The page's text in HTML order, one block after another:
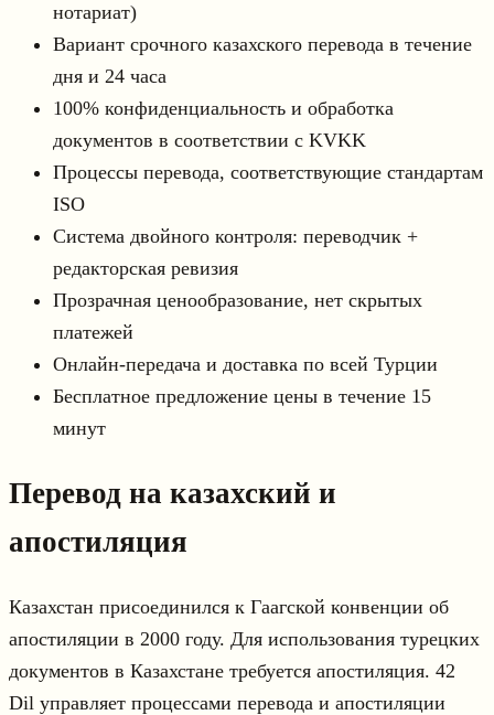
нотариат)
Вариант срочного казахского перевода в течение
дня и 24 часа
100% конфиденциальность и обработка
документов в соответствии с KVKK
Процессы перевода, соответствующие стандартам
ISO
Система двойного контроля: переводчик +
редакторская ревизия
Прозрачная ценообразование, нет скрытых
платежей
Онлайн-передача и доставка по всей Турции
Бесплатное предложение цены в течение 15
минут
Перевод на казахский и
апостиляция
Казахстан присоединился к Гаагской конвенции об
апостиляции в 2000 году. Для использования турецких
документов в Казахстане требуется апостиляция. 42
Dil управляет процессами перевода и апостиляции